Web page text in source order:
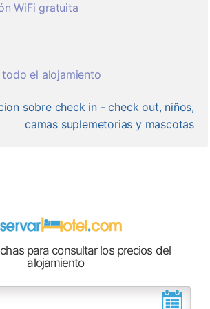
WiFi gratuita
todo el alojamiento
sobre check in - check out, niños,
camas suplemetorias y mascotas
para consultar los precios del
alojamiento